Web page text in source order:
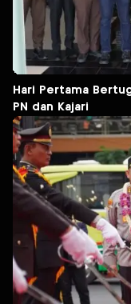
Hari Pertama
PN dan Kajari